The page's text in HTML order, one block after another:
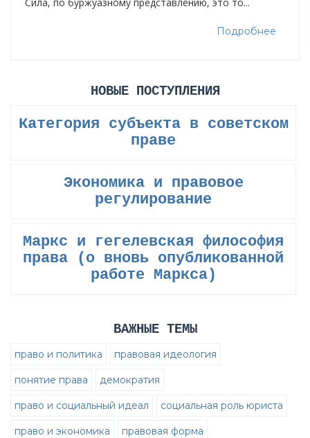
Подробнее
НОВЫЕ ПОСТУПЛЕНИЯ
Категория субъекта в советском
праве
Экономика и правовое
регулирование
Маркс и гегелевская философия
права (о вновь опубликованной
работе Маркса)
ВАЖНЫЕ ТЕМЫ
право и политика правовая идеология
понятие права демократия
право и социальный идеал социальная роль юриста
право и экономика правовая форма